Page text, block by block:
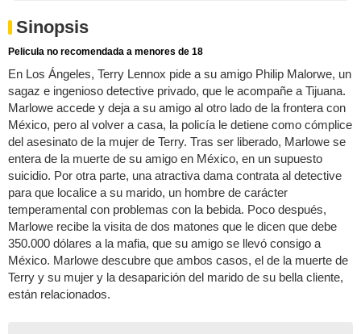
Sinopsis
Pelicula no recomendada a menores de 18
En Los Ángeles, Terry Lennox pide a su amigo Philip Malorwe, un
sagaz e ingenioso detective privado, que le acompañe a Tijuana.
Marlowe accede y deja a su amigo al otro lado de la frontera con
México, pero al volver a casa, la policía le detiene como cómplice
del asesinato de la mujer de Terry. Tras ser liberado, Marlowe se
entera de la muerte de su amigo en México, en un supuesto
suicidio. Por otra parte, una atractiva dama contrata al detective
para que localice a su marido, un hombre de carácter
temperamental con problemas con la bebida. Poco después,
Marlowe recibe la visita de dos matones que le dicen que debe
350.000 dólares a la mafia, que su amigo se llevó consigo a
México. Marlowe descubre que ambos casos, el de la muerte de
Terry y su mujer y la desaparición del marido de su bella cliente,
están relacionados.